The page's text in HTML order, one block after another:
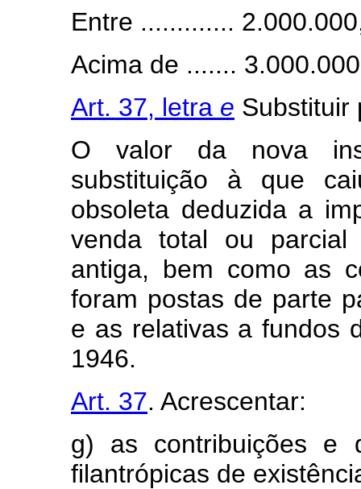
Entre .............
Acima de .......
Art. 37, letra e Substituir
O valor da nova
substituição à que
obsoleta deduzida a
venda total ou parcial
antiga, bem como as
foram postas de parte
e as relativas a fundos
1946.
Art. 37. Acrescentar:
g) as contribuições e
filantrópicas de